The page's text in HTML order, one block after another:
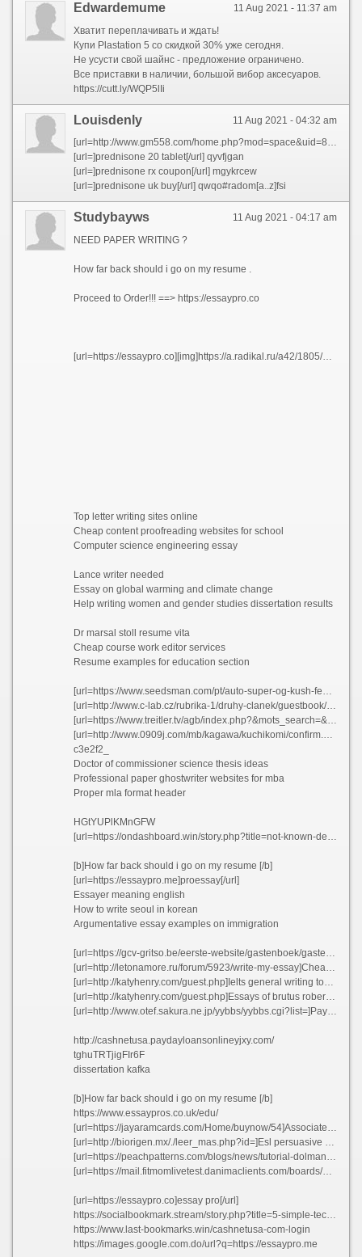
11 Aug 2021 - 11:37 am
Edwardemume
Хватит переплачивать и ждать!
Купи Plastation 5 со скидкой 30% уже сегодня.
Не усусти свой шайнс - предложение ограничено.
Все приставки в наличии, большой вибор аксесуаров.
https://cutt.ly/WQP5lIi
11 Aug 2021 - 04:32 am
Louisdenly
[url=http://www.gm558.com/home.php?mod=space&uid=816143]generic prednisone cost[/url] and [url=http://goquill.org/__media__/js/netsoltrademark.php?d=prednisonecheap.com/]over the counter prednisone medicine[/url] and [url=http://nqbtv.com/home.php?mod=space&uid=4328284]can i buy prednisone online in uk[/url] and [url=http://www.28tongji.com/space-uid-332743.html]prednisone 25mg from canada[/url] and [url=http://triziadesign.com/__media__/js/netsoltrademark.php?d=prednisonecheap.com/]prednisone tablets canada[/url] and [url=http://holap.com/__media__/js/netsoltrademark.php?d=prednisonecheap.com]where can i buy prednisone without a prescription[/url] and [url=http://bannersovernite.net/__media__/js/netsoltrademark.php?d=prednisonecheap.com/]buy prednisone 50 mg[/url] and [url=http://nakedteengays.com/cgi-bin/out.cgi?id=332&l=main&u=https://prednisonecheap.com]prednisone cost in india[/url] and [url=http://jewish-net.info/__media__/js/netsoltrademark.php?d=prednisonecheap.com/]buy prednisone no prescription[/url] and [url=https://forexzloty.pl/member.php?63763-uocqtyyf]prednisone 5mg capsules[/url] and [url=http://123.207.240.15/home.php?mod=space&uid=81194]prednisone 20mg for sale[/url] and [url=http://rumjobs.com/__media__/js/netsoltrademark.php?d=prednisonecheap.com/]buy prednisone 1 mg mexico[/url] and [url=https://www.tongchengdl.com/home.php?mod=space&uid=124930]where can i buy prednisone[/url] and [url=http://cellisolation.tv/__media__/js/netsoltrademark.php?d=prednisonecheap.com]prednisone 2 mg daily[/url] and [url=http://vigortronix.net/__media__/js/netsoltrademark.php?d=prednisonecheap.com]prednisone 50[/url] and [url=https://www.viagradocker.com/order-neem-online-en.html]over the counter prednisone cheap[/url] and [url=https://cnoocim.com/space-uid-909707.html]prednisone for sale in canada[/url] and [url=http://find-pest-control-service.com/__media__/js/netsoltrademark.php?d=prednisonecheap.com]cost of prednisone in canada[/url] and [url=http://angelmaldonado.es/__media__/js/netsoltrademark.php?d=prednisonecheap.com]60 mg prednisone daily[/url]
[url=]prednisone 20 tablet[/url] qyvfjgan
[url=]prednisone rx coupon[/url] mgykrcew
[url=]prednisone uk buy[/url] qwqo#radom[a..z]fsi
11 Aug 2021 - 04:17 am
Studybayws
NEED PAPER WRITING ?
How far back should i go on my resume .
Proceed to Order!!! ==> https://essaypro.co
[url=https://essaypro.co][img]https://a.radikal.ru/a42/1805/3f/522f9047a3e7.png[/img][/url]
Top letter writing sites online
Cheap content proofreading websites for school
Computer science engineering essay
Lance writer needed
Essay on global warming and climate change
Help writing women and gender studies dissertation results
Dr marsal stoll resume vita
Cheap course work editor services
Resume examples for education section
[url=https://www.seedsman.com/pt/auto-super-og-kush-feminised-seeds]How to write an objective for my resume vlpmd[/url]
[url=http://www.c-lab.cz/rubrika-1/druhy-clanek/guestbook/]Persuasive writers site ca fvfuh 2021[/url]
[url=https://www.treitler.tv/agb/index.php?&mots_search=&lang=german&skin=&&seeMess=1&seeNotes=1&seeAdd=0&code_erreur=PRDVmb9OYS]Poem tone essay yskmh[/url]
[url=http://www.0909j.com/mb/kagawa/kuchikomi/confirm.php?sid=1ccf8ed6805c37269fda63f79817e783]Cheap essays ghostwriters service uk[/url]
c3e2f2_
Doctor of commissioner science thesis ideas
Professional paper ghostwriter websites for mba
Proper mla format header
HGtYUPlKMnGFW
[url=https://ondashboard.win/story.php?title=not-known-details-about-essaypro-com#discuss]EssayPro[/url]
[b]How far back should i go on my resume [/b]
[url=https://essaypro.me]proessay[/url]
Essayer meaning english
How to write seoul in korean
Argumentative essay examples on immigration
[url=https://gcv-gritso.be/eerste-website/gastenboek/gastenboek.php]Us regents essay questions nsvbb[/url]
[url=http://letonamore.ru/forum/5923/write-my-essay]Cheap cv writer services gb atiat[/url]
[url=http://katyhenry.com/guest.php]Ielts general writing topics[/url]
[url=http://katyhenry.com/guest.php]Essays of brutus robert yates[/url]
[url=http://www.otef.sakura.ne.jp/yybbs/yybbs.cgi?list=]Payroll supervisor resume sample - Help writing communication article uxvkg 2021[/url]
http://cashnetusa.paydayloansonlineyjxy.com/
tghuTRTjigFIr6F
dissertation kafka
[b]How far back should i go on my resume [/b]
https://www.essaypros.co.uk/edu/
[url=https://jayaramcards.com/Home/buynow/54]Associate investment banking resume okfxb 2021[/url]
[url=http://biorigen.mx/./leer_mas.php?id=]Esl persuasive essay proofreading service for masters xsqxk[/url]
[url=https://peachpatterns.com/blogs/news/tutorial-dolman-sleeves-how-to-tweak-your-pattern-to-make-hemming-a-breeze?comment=123119992931#comments]Free sybolism essay[/url]
[url=https://mail.fitmomlivetest.danimaclients.com/boards/default/index/]Cyber culture essay[/url]
[url=https://essaypro.co]essay pro[/url]
https://socialbookmark.stream/story.php?title=5-simple-techniques-for-research-paper#discuss
https://www.last-bookmarks.win/cashnetusa-com-login
https://images.google.com.do/url?q=https://essaypro.me